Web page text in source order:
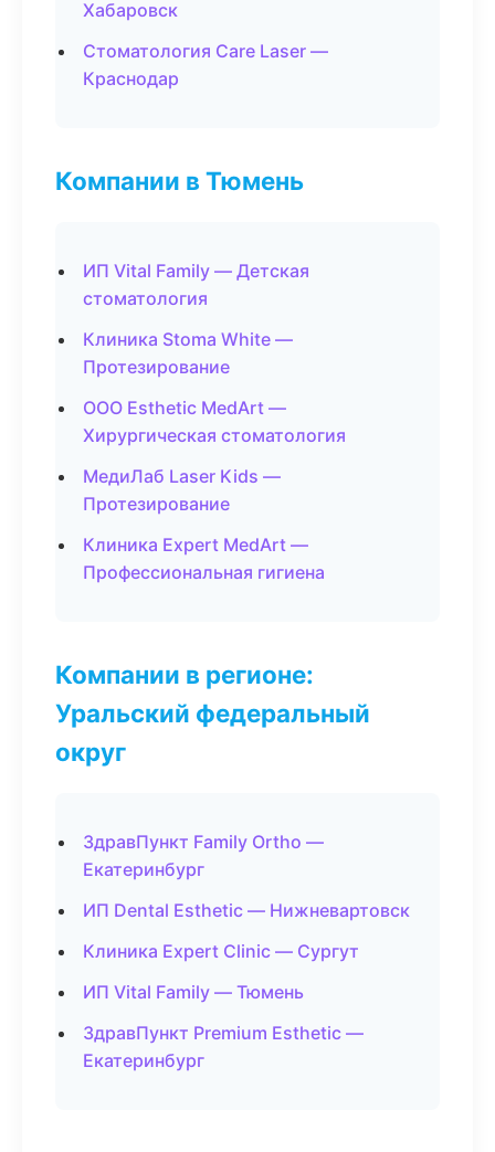
Хабаровск
Стоматология Care Laser —
Краснодар
Компании в Тюмень
ИП Vital Family — Детская
стоматология
Клиника Stoma White —
Протезирование
ООО Esthetic MedArt —
Хирургическая стоматология
МедиЛаб Laser Kids —
Протезирование
Клиника Expert MedArt —
Профессиональная гигиена
Компании в регионе:
Уральский федеральный
округ
ЗдравПункт Family Ortho —
Екатеринбург
ИП Dental Esthetic — Нижневартовск
Клиника Expert Clinic — Сургут
ИП Vital Family — Тюмень
ЗдравПункт Premium Esthetic —
Екатеринбург